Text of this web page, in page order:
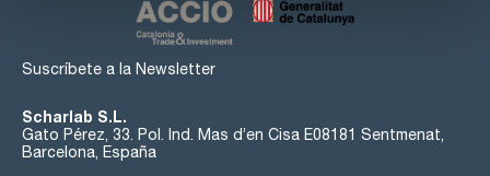
Suscríbete a la Newsletter
Scharlab S.L.
Gato Pérez, 33. Pol. Ind. Mas d’en Cisa E08181 Sentmenat,
Barcelona, España